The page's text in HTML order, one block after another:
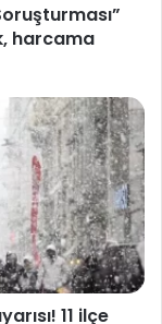
harcama
11 ilçe